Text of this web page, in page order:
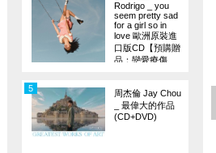
Rodrigo _ you
seem pretty sad
for a girl so in
love 歐洲原裝進
口版CD【預購贈
品：戀愛療傷
周杰倫 Jay Chou
_ 最偉大的作品
(CD+DVD)
5